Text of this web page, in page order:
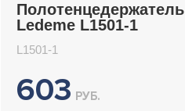
Полотенцедержатель
Ledeme L1501-1
L1501-1
603 РУБ.